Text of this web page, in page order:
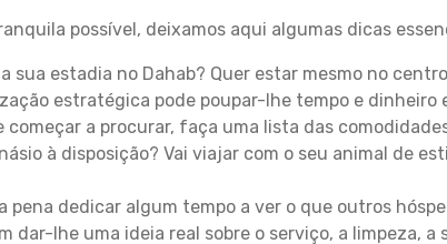
possível, deixamos aqui algumas dicas
sua estadia no Dahab? Quer estar mesmo no
estratégica pode poupar-lhe tempo e dinheiro
começar a procurar, faça uma lista das
à disposição? Vai viajar com o seu animal de
pena dedicar algum tempo a ver o que outros
dar-lhe uma ideia real sobre o serviço, a limpeza,